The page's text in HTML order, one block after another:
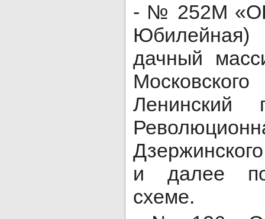
- № 252М
дачный
Ленинский
и далее
схеме.